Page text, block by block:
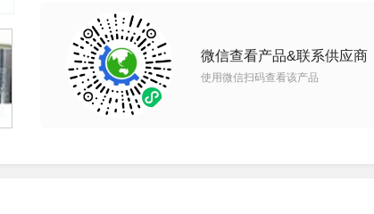
微信查看产品&联系供应商
使用微信扫码查看该产品